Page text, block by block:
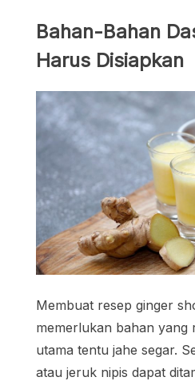
Bahan-Bahan
Harus Disiapkan
Membuat resep ginger
memerlukan bahan yang
utama tentu jahe segar.
atau jeruk nipis dapat